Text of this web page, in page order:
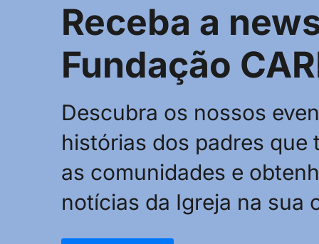
Receba a
Fundação
Descubra os nossos
histórias dos padres que
as comunidades e
notícias da Igreja na sua